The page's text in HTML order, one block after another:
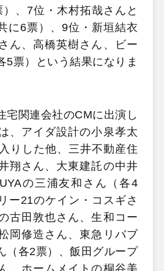
、7位・木村拓哉さんと
に6票）、9位・新垣結衣
ん、高橋英樹さん、ビー
5票）という結果になりま
宅関連会社のCMに出演し
、アイダ設計の小泉孝太
りした他、三井不動産住
翔さん、大東建託の中井
の三浦友和さん（各4
ー21のケイン・コスギさ
古田敦也さん、生和コー
岡修造さん、東急リバブ
（各2票）、飯田グループ